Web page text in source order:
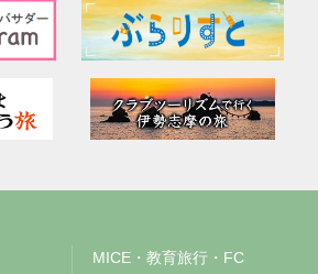
MICE・教育旅行・FC